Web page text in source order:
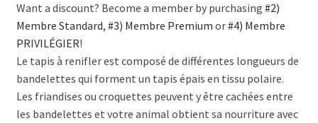
Want a discount? Become a member by purchasing #2)
Membre Standard, #3) Membre Premium or#4) Membre
PRIVILÉGIER!
Le tapis à renifler est composé de différentes longueurs de
bandelettes qui forment un tapis épais en tissu polaire.
Les friandises ou croquettes peuvent y être cachées entre
les bandelettes et votre animal obtient sa nourriture avec